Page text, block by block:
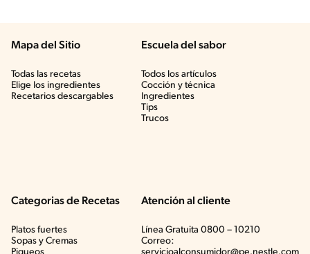
Mapa del Sitio
Todas las recetas
Elige los ingredientes
Recetarios descargables
Escuela del sabor
Todos los artículos
Cocción y técnica
Ingredientes
Tips
Trucos
Categorias de Recetas
Platos fuertes
Sopas y Cremas
Piqueos
Atención al cliente
Línea Gratuita 0800 – 10210
Correo:
servicioalconsumidor@pe.nestle.com